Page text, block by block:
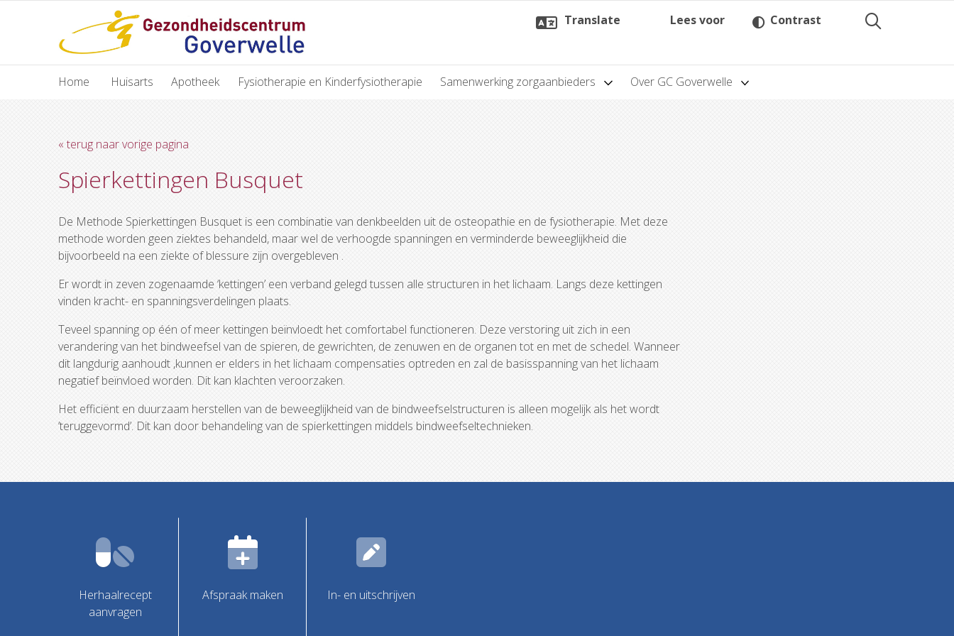
Translate Lees voor Contrast
Home Huisarts Apotheek Fysiotherapie en Kinderfysiotherapie Samenwerking zorgaanbieders Over GC Goverwelle
« terug naar vorige pagina
Spierkettingen Busquet
De Methode Spierkettingen Busquet is een combinatie van denkbeelden uit de osteopathie en de fysiotherapie. Met deze
methode worden geen ziektes behandeld, maar wel de verhoogde spanningen en verminderde beweeglijkheid die
bijvoorbeeld na een ziekte of blessure zijn overgebleven .
Er wordt in zeven zogenaamde ‘kettingen’ een verband gelegd tussen alle structuren in het lichaam. Langs deze kettingen
vinden kracht- en spanningsverdelingen plaats.
Teveel spanning op één of meer kettingen beïnvloedt het comfortabel functioneren. Deze verstoring uit zich in een
verandering van het bindweefsel van de spieren, de gewrichten, de zenuwen en de organen tot en met de schedel. Wanneer
dit langdurig aanhoudt ,kunnen er elders in het lichaam compensaties optreden en zal de basisspanning van het lichaam
negatief beïnvloed worden. Dit kan klachten veroorzaken.
Het efficiënt en duurzaam herstellen van de beweeglijkheid van de bindweefselstructuren is alleen mogelijk als het wordt
’teruggevormd’. Dit kan door behandeling van de spierkettingen middels bindweefseltechnieken.
Herhaalrecept
aanvragen
Afspraak maken In- en uitschrijven